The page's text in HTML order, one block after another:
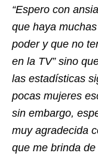
“Espero con
que haya
poder y que no
en la TV” sino
las estadísticas
pocas mujeres
sin embargo,
muy agradecida
que me brinda